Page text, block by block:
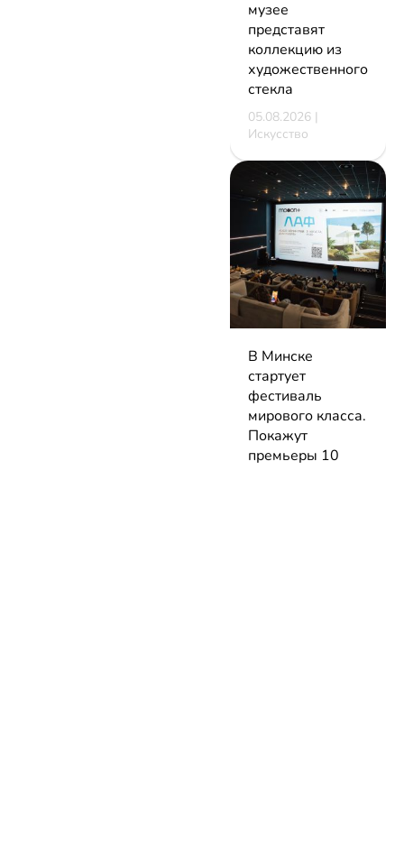
музее
представят
коллекцию из
художественного
стекла
05.08.2026 |
Искусство
В Минске
стартует
фестиваль
мирового класса.
Покажут
премьеры 10